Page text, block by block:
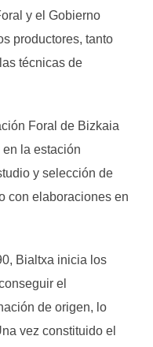
y el Gobierno
productores, tanto
técnicas de
Foral de Bizkaia
la estación
y selección de
con elaboraciones en
Bialtxa inicia los
el
de origen, lo
vez constituido el